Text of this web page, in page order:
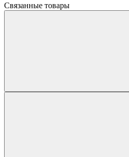
Связанные товары